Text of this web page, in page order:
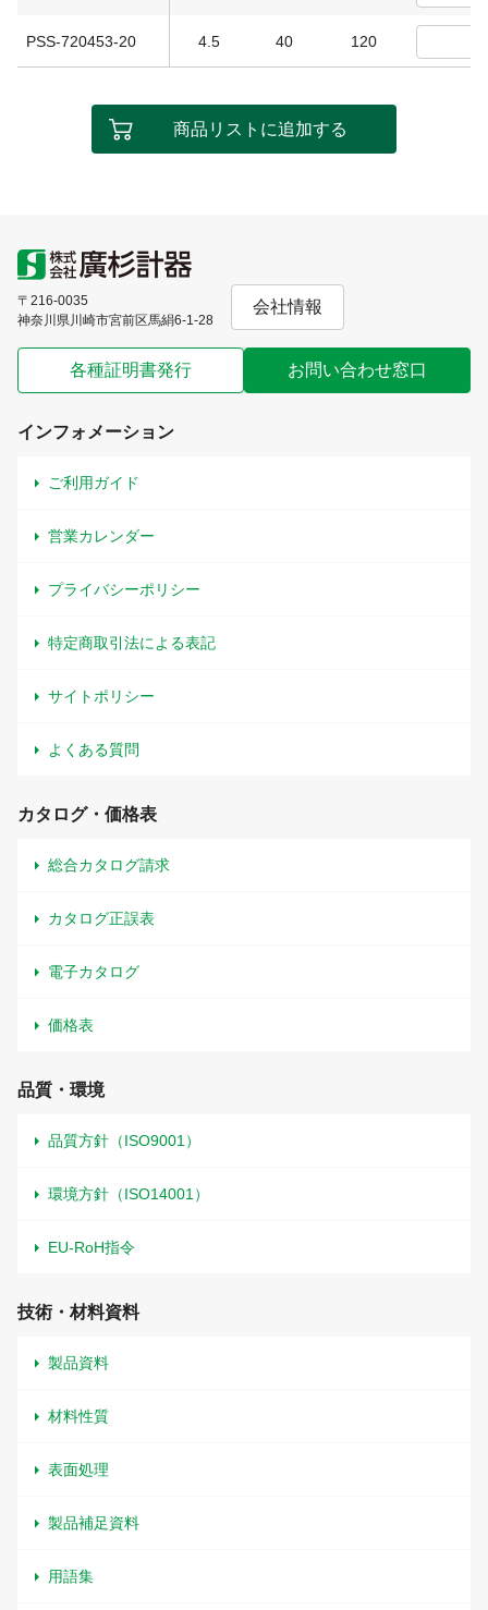
PSS-720453-20 4.5 40 120
商品リストに追加する
〒216-0035
神奈川県川崎市宮前区馬絹6-1-28
会社情報
各種証明書発行 お問い合わせ窓口
インフォメーション
ご利用ガイド
営業カレンダー
プライバシーポリシー
特定商取引法による表記
サイトポリシー
よくある質問
カタログ・価格表
総合カタログ請求
カタログ正誤表
電子カタログ
価格表
品質・環境
品質方針（ISO9001）
環境方針（ISO14001）
EU-RoH指令
技術・材料資料
製品資料
材料性質
表面処理
製品補足資料
用語集